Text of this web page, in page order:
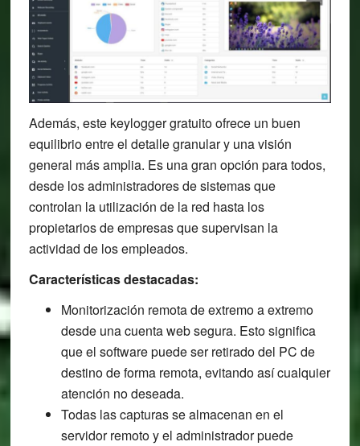
Además, este keylogger gratuito ofrece un buen
equilibrio entre el detalle granular y una visión
general más amplia. Es una gran opción para todos,
desde los administradores de sistemas que
controlan la utilización de la red hasta los
propietarios de empresas que supervisan la
actividad de los empleados.
Características destacadas:
Monitorización remota de extremo a extremo
desde una cuenta web segura. Esto significa
que el software puede ser retirado del PC de
destino de forma remota, evitando así cualquier
atención no deseada.
Todas las capturas se almacenan en el
servidor remoto y el administrador puede